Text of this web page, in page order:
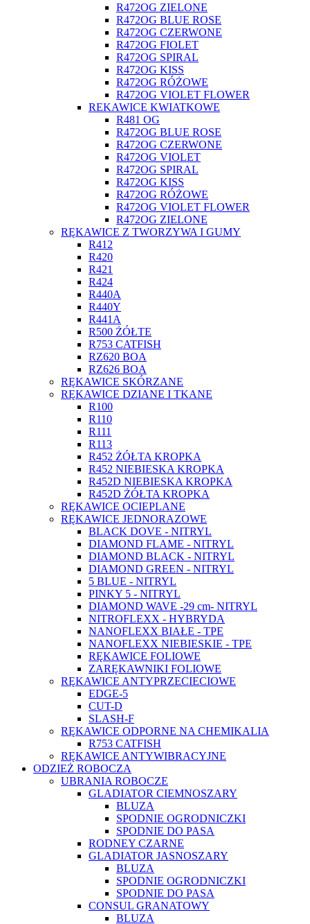
R472OG ZIELONE
R472OG BLUE ROSE
R472OG CZERWONE
R472OG FIOLET
R472OG SPIRAL
R472OG KISS
R472OG RÓŻOWE
R472OG VIOLET FLOWER
REKAWICE KWIATKOWE
R481 OG
R472OG BLUE ROSE
R472OG CZERWONE
R472OG VIOLET
R472OG SPIRAL
R472OG KISS
R472OG RÓŻOWE
R472OG VIOLET FLOWER
R472OG ZIELONE
RĘKAWICE Z TWORZYWA I GUMY
R412
R420
R421
R424
R440A
R440Y
R441A
R500 ŻÓŁTE
R753 CATFISH
RZ620 BOA
RZ626 BOA
RĘKAWICE SKÓRZANE
RĘKAWICE DZIANE I TKANE
R100
R110
R111
R113
R452 ŻÓŁTA KROPKA
R452 NIEBIESKA KROPKA
R452D NIEBIESKA KROPKA
R452D ŻÓŁTA KROPKA
RĘKAWICE OCIEPLANE
RĘKAWICE JEDNORAZOWE
BLACK DOVE - NITRYL
DIAMOND FLAME - NITRYL
DIAMOND BLACK - NITRYL
DIAMOND GREEN - NITRYL
5 BLUE - NITRYL
PINKY 5 - NITRYL
DIAMOND WAVE -29 cm- NITRYL
NITROFLEXX - HYBRYDA
NANOFLEXX BIAŁE - TPE
NANOFLEXX NIEBIESKIE - TPE
RĘKAWICE FOLIOWE
ZARĘKAWNIKI FOLIOWE
RĘKAWICE ANTYPRZECIECIOWE
EDGE-5
CUT-D
SLASH-F
RĘKAWICE ODPORNE NA CHEMIKALIA
R753 CATFISH
RĘKAWICE ANTYWIBRACYJNE
ODZIEŻ ROBOCZA
UBRANIA ROBOCZE
GLADIATOR CIEMNOSZARY
BLUZA
SPODNIE OGRODNICZKI
SPODNIE DO PASA
RODNEY CZARNE
GLADIATOR JASNOSZARY
BLUZA
SPODNIE OGRODNICZKI
SPODNIE DO PASA
CONSUL GRANATOWY
BLUZA